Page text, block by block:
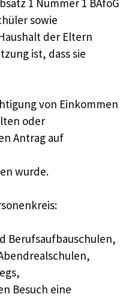
1 Nummer 1 BAföG
sowie
der Eltern
ist, dass sie
von Einkommen
oder
Antrag auf
wurde.
Berufsaufbauschulen,
Besuch eine